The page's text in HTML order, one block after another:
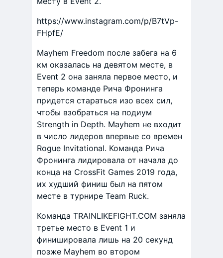
https://www.instagram.com/p/B7tVp-
FHpfE/
Mayhem Freedom после забега на 6
км оказалась на девятом месте, в
Event 2 она заняла первое место, и
теперь команде Рича Фронинга
придется стараться изо всех сил,
чтобы взобраться на подиум
Strength in Depth. Mayhem не входит
в число лидеров впервые со времен
Rogue Invitational. Команда Рича
Фронинга лидировала от начала до
конца на CrossFit Games 2019 года,
их худший финиш был на пятом
месте в турнире Team Ruck.
Команда TRAINLIKEFIGHT.COM заняла
третье место в Event 1 и
финишировала лишь на 20 секунд
позже Mayhem во втором